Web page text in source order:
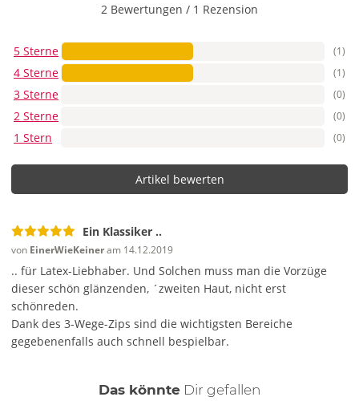
2 Bewertungen / 1 Rezension
5 Sterne (1)
4 Sterne (1)
3 Sterne (0)
2 Sterne (0)
1 Stern (0)
Artikel bewerten
Ein Klassiker ..
von EinerWieKeineram 14.12.2019
.. für Latex-Liebhaber. Und Solchen muss man die Vorzüge
dieser schön glänzenden, ´zweiten Haut, nicht erst
schönreden.
Dank des 3-Wege-Zips sind die wichtigsten Bereiche
gegebenenfalls auch schnell bespielbar.
Das könnte Dir auch
gefallen